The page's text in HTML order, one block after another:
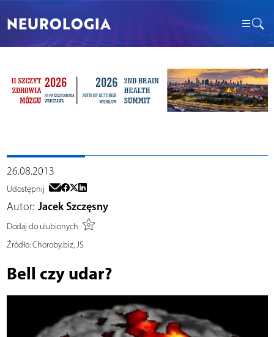
NEUROLOGIA
26.08.2013
Udostępnij
Autor: Jacek Szczęsny
Dodaj do ulubionych
Źródło:Choroby.biz, JS
Bell czy udar?